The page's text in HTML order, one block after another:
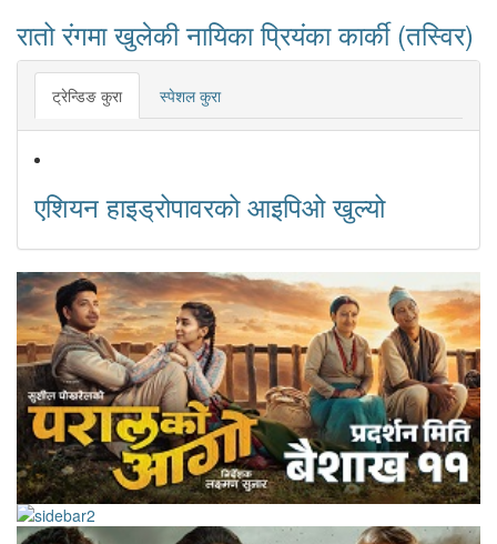
रातो रंगमा खुलेकी नायिका प्रियंका कार्की (तस्विर)
ट्रेन्डिङ कुरा स्पेशल कुरा
एशियन हाइड्रोपावरको आइपिओ खुल्यो